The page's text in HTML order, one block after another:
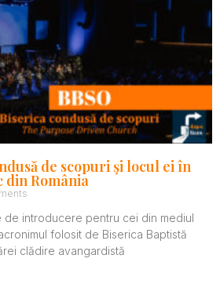
de scopuri şi locul ei în
din România
de introducere pentru cei din mediul
folosit de Biserica Baptistă
clădire avangardistă